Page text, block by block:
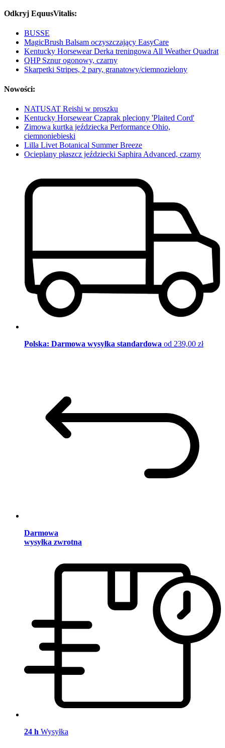
Odkryj EquusVitalis:
BUSSE
MagicBrush Balsam oczyszczający EasyCare
Kentucky Horsewear Derka treningowa All Weather Quadrat
QHP Sznur ogonowy, czarny
Skarpetki Stripes, 2 pary, granatowy/ciemnozielony
Nowości:
NATUSAT Reishi w proszku
Kentucky Horsewear Czaprak pleciony 'Plaited Cord'
Zimowa kurtka jeździecka Performance Ohio,
ciemnoniebieski
Lilla Livet Botanical Summer Breeze
Ocieplany płaszcz jeździecki Saphira Advanced, czarny
Polska: Darmowa wysyłka standardowa od 239,00 zł
Darmowa
wysyłka zwrotna
24 h Wysyłka